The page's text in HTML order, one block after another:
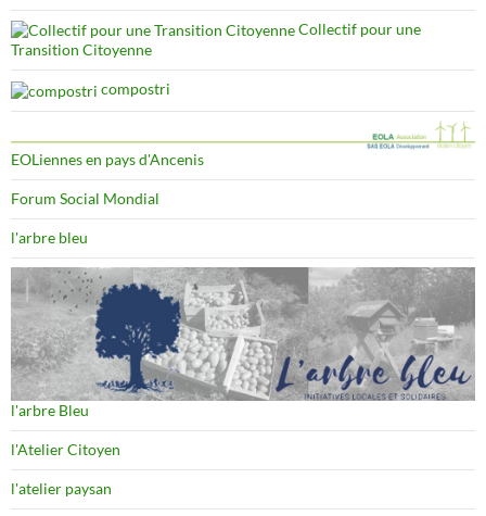
Collectif pour une
Transition Citoyenne
compostri
EOLiennes en pays d'Ancenis
Forum Social Mondial
l'arbre bleu
l'arbre Bleu
l'Atelier Citoyen
l'atelier paysan